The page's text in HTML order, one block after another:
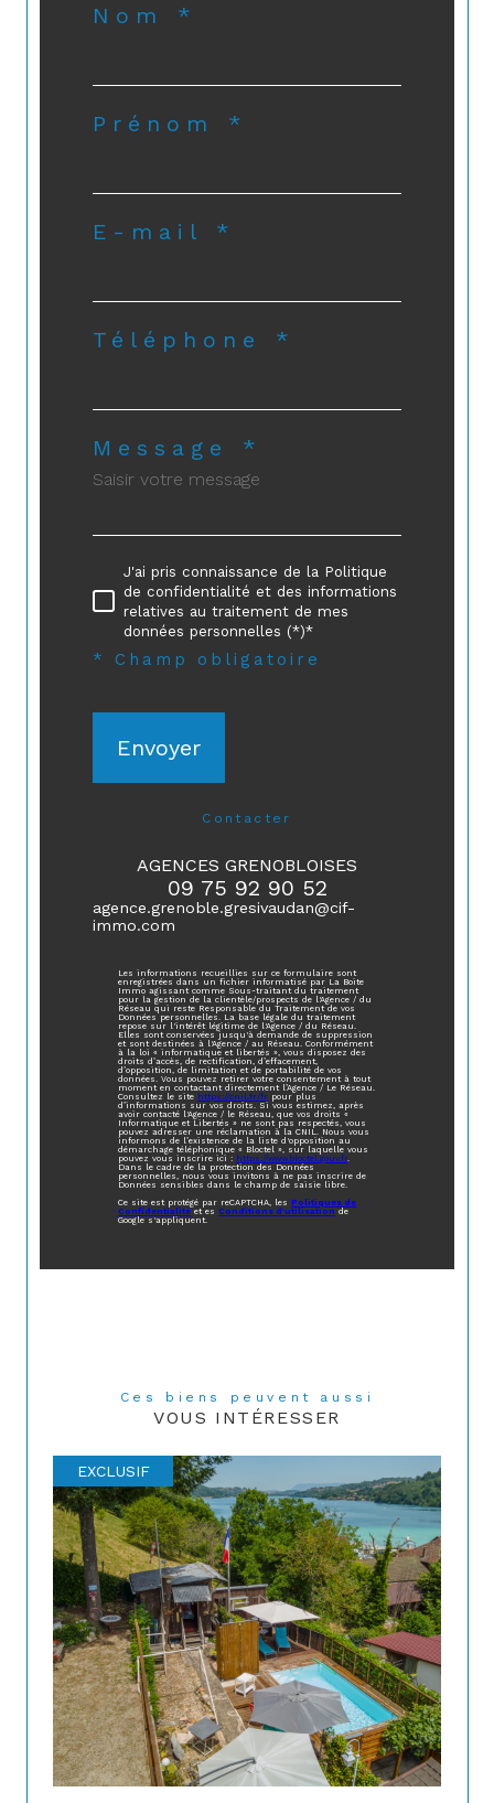
Nom *
Prénom *
E-mail *
Téléphone *
Message *
J'ai pris connaissance de la Politique
de confidentialité et des informations
relatives au traitement de mes
données personnelles (*)*
* Champ obligatoire
Envoyer
contacter
AGENCES GRENOBLOISES
09 75 92 90 52
agence.grenoble.gresivaudan@cif-
immo.com
Les informations recueillies sur ce formulaire sont
enregistrées dans un fichier informatisé par La Boite
Immo agissant comme Sous-traitant du traitement
pour la gestion de la clientèle/prospects de l'Agence / du
Réseau qui reste Responsable du Traitement de vos
Données personnelles. La base légale du traitement
repose sur l'intérêt légitime de l'Agence / du Réseau.
Elles sont conservées jusqu'à demande de suppression
et sont destinées à l'Agence / au Réseau. Conformément
à la loi « informatique et libertés », vous disposez des
droits d’accès, de rectification, d’effacement,
d’opposition, de limitation et de portabilité de vos
données. Vous pouvez retirer votre consentement à tout
moment en contactant directement l’Agence / Le Réseau.
Consultez le site https://cnil.fr/fr pour plus
d’informations sur vos droits. Si vous estimez, après
avoir contacté l'Agence / le Réseau, que vos droits «
Informatique et Libertés » ne sont pas respectés, vous
pouvez adresser une réclamation à la CNIL. Nous vous
informons de l’existence de la liste d'opposition au
démarchage téléphonique « Bloctel », sur laquelle vous
pouvez vous inscrire ici : https://www.bloctel.gouv.fr.
Dans le cadre de la protection des Données
personnelles, nous vous invitons à ne pas inscrire de
Données sensibles dans le champ de saisie libre.
Ce site est protégé par reCAPTCHA, lesPolitiques de
Confidentialité et esConditions d'utilisation de
Google s'appliquent.
Ces biens peuvent aussi
VOUS INTÉRESSER
EXCLUSIF